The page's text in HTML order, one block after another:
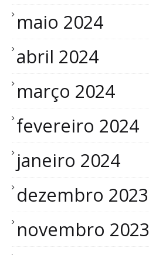
maio 2024
abril 2024
março 2024
fevereiro 2024
janeiro 2024
dezembro 2023
novembro 2023